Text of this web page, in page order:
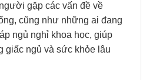
gặp các vấn đề về
cũng như những ai đang
ngủ nghỉ khoa học, giúp
giấc ngủ và sức khỏe lâu